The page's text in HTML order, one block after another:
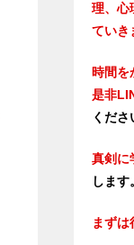
理、心
ていき
時間を
是非
くださ
真剣に
します。
まずは